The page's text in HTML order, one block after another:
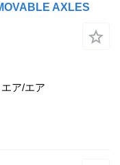
AXLES
エア/エア